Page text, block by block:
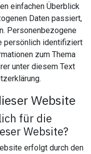
einfachen Überblick
Daten passiert,
Personenbezogene
persönlich identifiziert
zum Thema
unter diesem Text
Website
für die
Website?
erfolgt durch den